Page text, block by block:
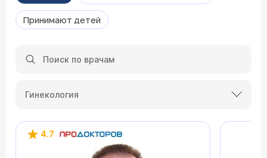
Принимают детей
Гинекология
4.7